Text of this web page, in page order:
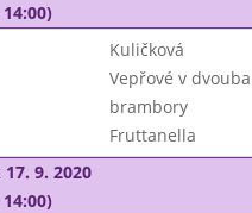
Kuličková
Vepřové v
brambory
Fruttanella
9. 2020